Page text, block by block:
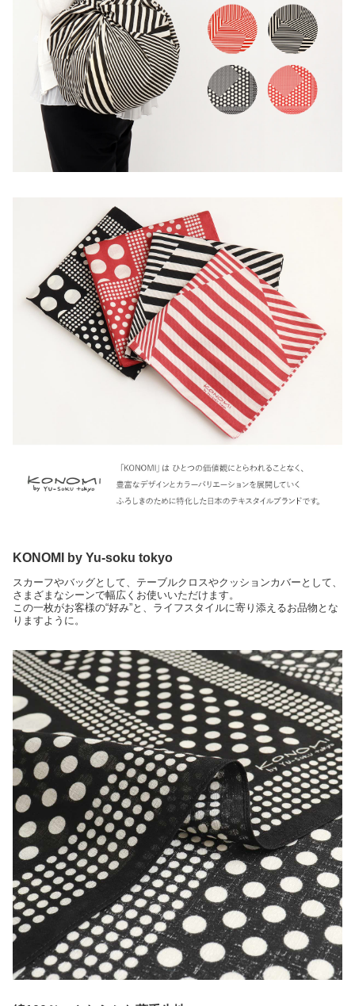
KONOMI by Yu-soku tokyo
スカーフやバッグとして、テーブルクロスやクッションカバーとして、
さまざまなシーンで幅広くお使いいただけます。
この一枚がお客様の“好み”と、ライフスタイルに寄り添えるお品物とな
りますように。